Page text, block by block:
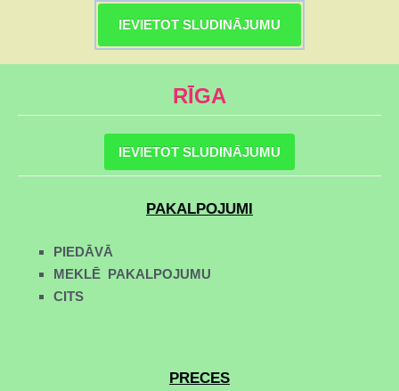
IEVIETOT SLUDINĀJUMU
RĪGA
IEVIETOT SLUDINĀJUMU
PAKALPOJUMI
PIEDĀVĀ
MEKLĒ PAKALPOJUMU
CITS
PRECES